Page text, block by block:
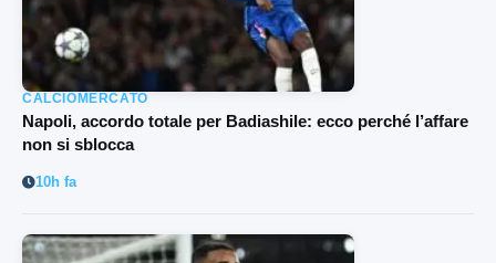
CALCIOMERCATO
Napoli, accordo totale per Badiashile: ecco perché l’affare
non si sblocca
10h fa